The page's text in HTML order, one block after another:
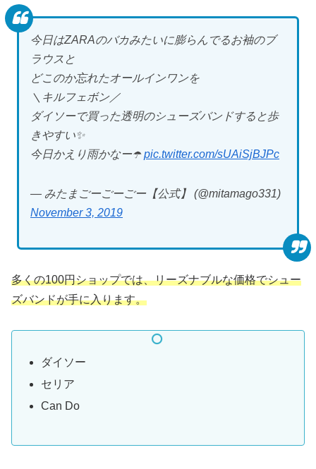
今日はZARAのバカみたいに膨らんでるお袖のブ
ラウスと
どこのか忘れたオールインワンを
＼キルフェボン／
ダイソーで買った透明のシューズバンドすると歩
きやすい✨
今日かえり雨かなー☂️pic.twitter.com/sUAiSjBJPc
— みたまごーごーごー【公式】 (@mitamago331)
November 3, 2019
多くの100円ショップでは、リーズナブルな価格でシュー
ズバンドが手に入ります。
ダイソー
セリア
Can Do